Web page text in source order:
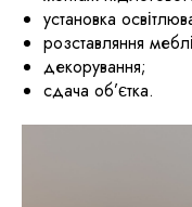
установка
розставляння
декорування;
сдача об’єтка.